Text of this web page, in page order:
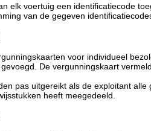
elk voertuig een identificatiecode
van de gegeven
voor individueel
De vergunningskaart
pas uitgereikt als de exploitant
heeft meegedeeld.